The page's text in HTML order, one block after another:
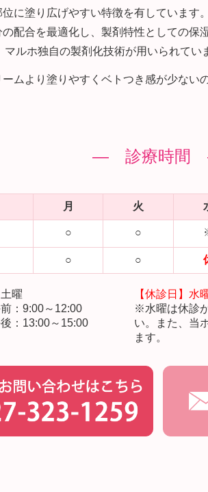
に塗り広げやすい特徴を有しています。
配合を最適化し、製剤特性としての
ルホ独自の製剤化技術が用いられてい
ムより塗りやすくベトつき感が少ない
― 診療時間
月 火
○ ○
○ ○
土曜
：9:00～12:00
：13:00～15:00
【休診日】水
※水曜は休診
い。
また、当
ます。